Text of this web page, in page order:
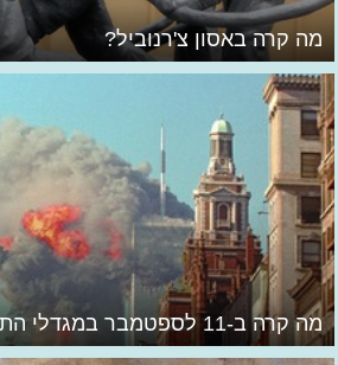
מה קרה באסון צ'רנוביל?
מה קרה ב-11 לספטמבר במגדלי התאומים?